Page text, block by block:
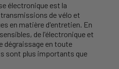
électronique est la
de vélo et
en matière d'entretien. En
de l'électronique et
dégraissage en toute
sont plus importants que